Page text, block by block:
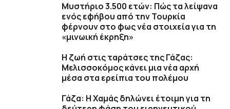
Μυστήριο 3.500 ετών: Πώς τα λείψανα
ενός εφήβου από την Τουρκία
φέρνουν στο φως νέα στοιχεία για τη
«μινωική έκρηξη»
Η ζωή στις ταράτσες της Γάζας:
Μελισσοκόμος κάνει μια νέα αρχή
μέσα στα ερείπια του πολέμου
Γάζα: Η Χαμάς δηλώνει έτοιμη για τη